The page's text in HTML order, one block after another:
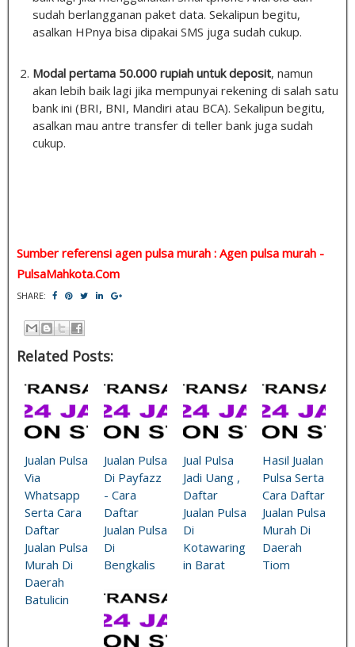
sudah berlangganan paket data. Sekalipun begitu,
asalkan HPnya bisa dipakai SMS juga sudah cukup.
Modal pertama 50.000 rupiah untuk deposit, namun
akan lebih baik lagi jika mempunyai rekening di salah satu
bank ini (BRI, BNI, Mandiri atau BCA). Sekalipun begitu,
asalkan mau antre transfer di teller bank juga sudah
cukup.
Sumber referensi agen pulsa murah : Agen pulsa murah -
PulsaMahkota.Com
SHARE:
Related Posts:
Jualan Pulsa
Via
Whatsapp
Serta Cara
Daftar
Jualan Pulsa
Murah Di
Daerah
Batulicin
Jualan Pulsa
Di Payfazz
- Cara
Daftar
Jualan Pulsa
Di
Bengkalis
Jual Pulsa
Jadi Uang ,
Daftar
Jualan Pulsa
Di
Kotawaring
in Barat
Hasil Jualan
Pulsa Serta
Cara Daftar
Jualan Pulsa
Murah Di
Daerah
Tiom